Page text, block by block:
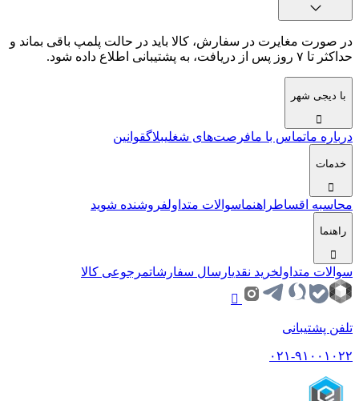
در صورت مغایرت در سفارش، کالا باید در حالت پلمپ باقی بماند و
حداکثر تا ۷ روز پس از دریافت، به پشتیبانی اطلاع داده شود.
با دیجی شهر
درباره ماتماس با مافرصت‌های شغلیبلاگقوانین
خدمات
محاسبه اقساطراهنماسوالات متداولفروشنده شوید
راهنما
سوالات متداولخرید نقدیارسال سفارشاتمرجوعی کالا
تلفن پشتیبانی
۰۲۱-۹۱۰۰۱۰۲۲